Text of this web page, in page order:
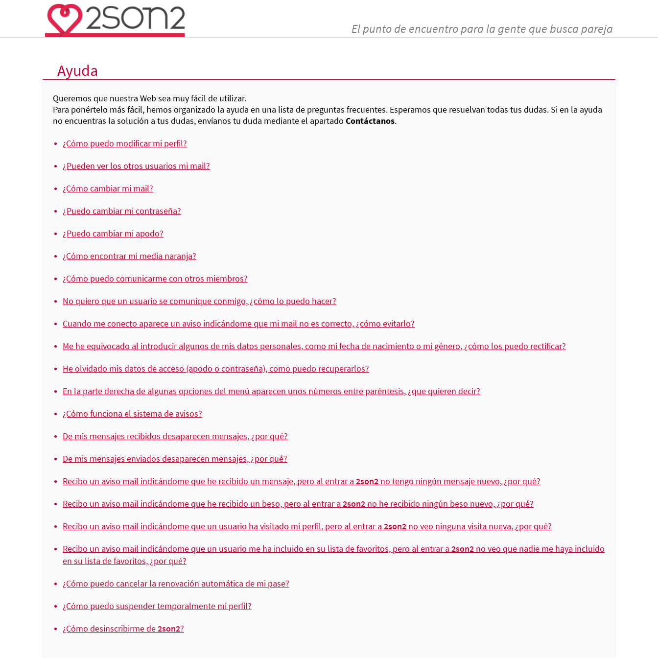
El punto de encuentro para la gente que busca pareja
Ayuda
Queremos que nuestra Web sea muy fácil de utilizar.
Para ponértelo más fácil, hemos organizado la ayuda en una lista de preguntas frecuentes. Esperamos que resuelvan todas tus dudas. Si en la ayuda
no encuentras la solución a tus dudas, envíanos tu duda mediante el apartado Contáctanos.
¿Cómo puedo modificar mi perfil?
¿Pueden ver los otros usuarios mi mail?
¿Cómo cambiar mi mail?
¿Puedo cambiar mi contraseña?
¿Puedo cambiar mi apodo?
¿Cómo encontrar mi media naranja?
¿Cómo puedo comunicarme con otros miembros?
No quiero que un usuario se comunique conmigo, ¿cómo lo puedo hacer?
Cuando me conecto aparece un aviso indicándome que mi mail no es correcto, ¿cómo evitarlo?
Me he equivocado al introducir algunos de mis datos personales, como mi fecha de nacimiento o mi género, ¿cómo los puedo rectificar?
He olvidado mis datos de acceso (apodo o contraseña), como puedo recuperarlos?
En la parte derecha de algunas opciones del menú aparecen unos números entre paréntesis, ¿que quieren decir?
¿Cómo funciona el sistema de avisos?
De mis mensajes recibidos desaparecen mensajes, ¿por qué?
De mis mensajes enviados desaparecen mensajes, ¿por qué?
Recibo un aviso mail indicándome que he recibido un mensaje, pero al entrar a 2son2 no tengo ningún mensaje nuevo, ¿por qué?
Recibo un aviso mail indicándome que he recibido un beso, pero al entrar a 2son2 no he recibido ningún beso nuevo, ¿por qué?
Recibo un aviso mail indicándome que un usuario ha visitado mi perfil, pero al entrar a 2son2 no veo ninguna visita nueva, ¿por qué?
Recibo un aviso mail indicándome que un usuario me ha incluido en su lista de favoritos, pero al entrar a 2son2 no veo que nadie me haya incluido
en su lista de favoritos, ¿por qué?
¿Cómo puedo cancelar la renovación automática de mi pase?
¿Cómo puedo suspender temporalmente mi perfil?
¿Cómo desinscribirme de2son2?